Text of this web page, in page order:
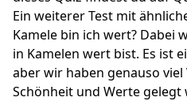
Ein weiterer Test mit
Kamele bin ich wert? Dabei
in Kamelen wert bist. Es ist
aber wir haben genauso
Schönheit und Werte gelegt